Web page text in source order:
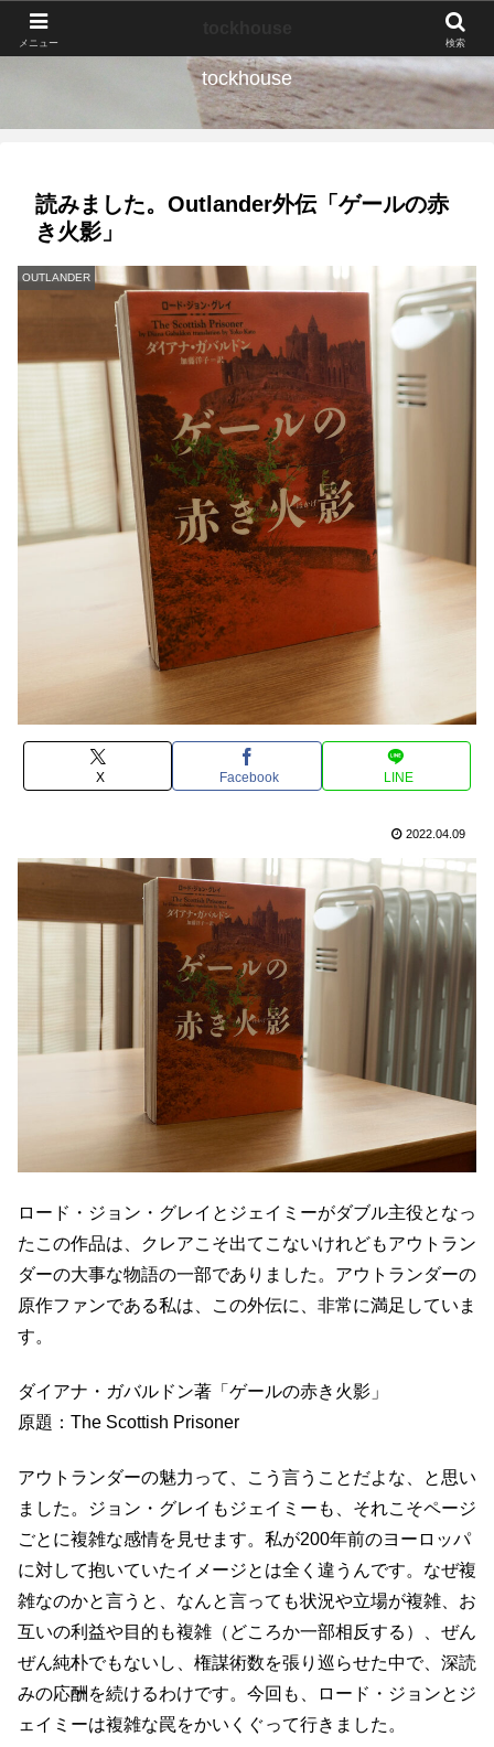
tockhouse
読みました。Outlander外伝「ゲールの赤
き火影」
OUTLANDER
X Facebook LINE
2022.04.09
ロード・ジョン・グレイとジェイミーがダブル主役となっ
たこの作品は、クレアこそ出てこないけれどもアウトラン
ダーの大事な物語の一部でありました。アウトランダーの
原作ファンである私は、この外伝に、非常に満足していま
す。
ダイアナ・ガバルドン著「ゲールの赤き火影」
原題：The Scottish Prisoner
アウトランダーの魅力って、こう言うことだよな、と思い
ました。ジョン・グレイもジェイミーも、それこそページ
ごとに複雑な感情を見せます。私が200年前のヨーロッパ
に対して抱いていたイメージとは全く違うんです。なぜ複
雑なのかと言うと、なんと言っても状況や立場が複雑、お
互いの利益や目的も複雑（どころか一部相反する）、ぜん
ぜん純朴でもないし、権謀術数を張り巡らせた中で、深読
みの応酬を続けるわけです。今回も、ロード・ジョンとジ
ェイミーは複雑な罠をかいくぐって行きました。
メニュー 検索